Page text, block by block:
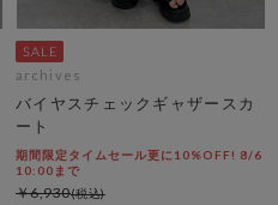
archives
バイヤスチェックギャザースカ
ート
期間限定タイムセール更に10%OFF! 8/6
10:00まで
￥6,930